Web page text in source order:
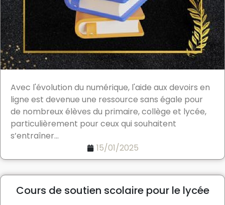
Avec l'évolution du numérique, l'aide aux devoirs en
ligne est devenue une ressource sans égale pour
de nombreux élèves du primaire, collège et lycée,
particulièrement pour ceux qui souhaitent
s’entraîner...
15/01/2025
Cours de soutien scolaire pour le lycée